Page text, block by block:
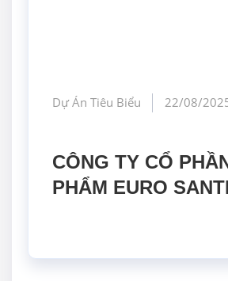
Dự Án Tiêu Biểu 22/08/
CÔNG TY CỔ
PHẨM EURO